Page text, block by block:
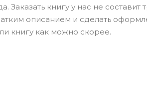
книгу у нас не составит
описанием и сделать
книгу как можно скорее.